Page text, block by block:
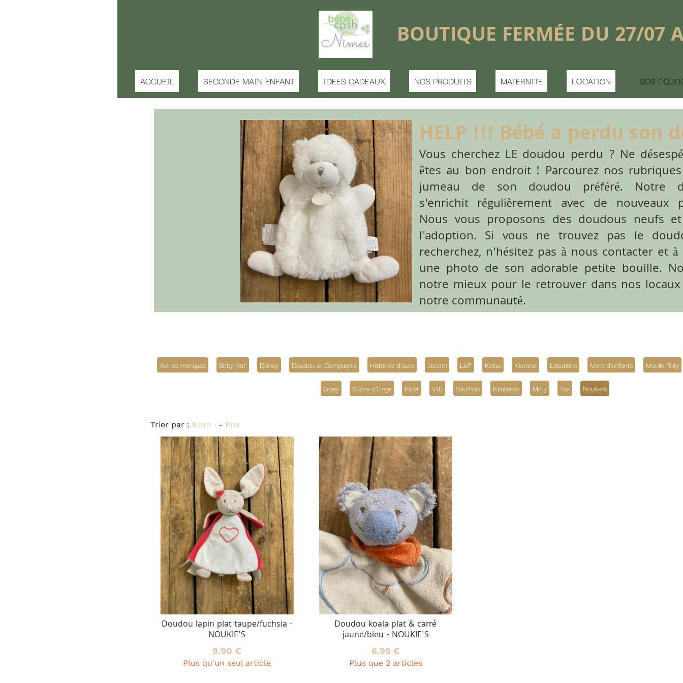
SECONDE MAIN ENFANT IDEES CADEAUX NOS PRODUITS MATERNITE LOCATION SOS DOUDOU PERDU CONTACT
BOUTIQUE FERMÉE DU 27/07 AU 16/08
HELP !!! Bébé a perdu son doudou !
Vous cherchez LE doudou perdu ? Ne désespérez pas, vous
êtes au bon endroit ! Parcourez nos rubriques et trouvez le
jumeau de son doudou préféré. Notre doudouthèque
s'enrichit régulièrement avec de nouveaux pensionnaires.
Nous vous proposons des doudous neufs et d'occasion à
l'adoption. Si vous ne trouvez pas le doudou que vous
recherchez, n'hésitez pas à nous contacter et à nous envoyer
une photo de son adorable petite bouille. Nous ferons de
notre mieux pour le retrouver dans nos locaux ou auprès de
notre communauté.
Disney Doudou et Compagnie Histoires d'ours Jacadi Lief! Kaloo Klorane Liliputiens Mots d'enfants Moulin Roty Nattou Nicotoy / Simba
VIB Sauthon Kimbaloo Miffy Tex Noukie's
Doudou lapin plat taupe/fuchsia - Doudou koala plat & carré
jaune/bleu - NOUKIE'S
Plus que 2 articles